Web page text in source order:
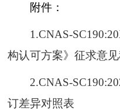
附件：
1.CNAS-
构认可方案》征求意
2.CNAS-
订差异对照表